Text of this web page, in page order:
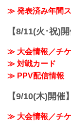
≫ 発表済み年間
【8/11(火･祝)
≫ 大会情報／チ
≫ 対戦カード
≫ PPV配信情報
【9/10(木)開催
≫ 大会情報／チ